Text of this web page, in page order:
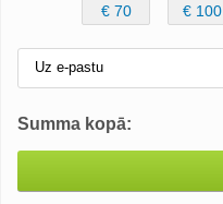
€ 70
€ 100
Uz e-pastu
Summa kopā: